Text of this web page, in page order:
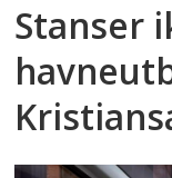
Stanser